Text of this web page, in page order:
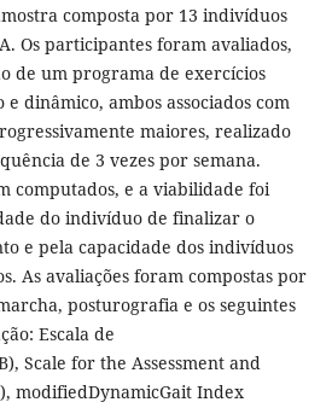
composta por 13 indivíduos
Os participantes foram avaliados,
de um programa de exercícios
dinâmico, ambos associados com
maiores, realizado
de 3 vezes por semana.
computados, e a viabilidade foi
do indivíduo de finalizar o
e pela capacidade dos indivíduos
As avaliações foram compostas por
posturografia e os seguintes
Escala de
Scale for the Assessment and
modifiedDynamicGait Index